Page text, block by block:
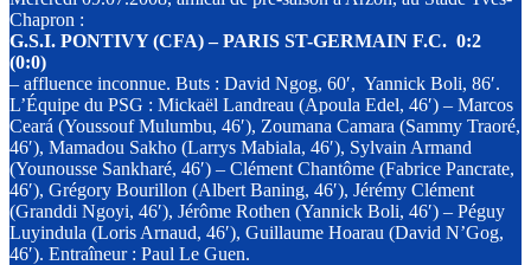
Chapron :
G.S.I. PONTIVY (CFA) – PARIS ST-GERMAIN F.C. 0:2
(0:0)
– affluence inconnue. Buts : David Ngog, 60′, Yannick Boli, 86′.
L’Équipe du PSG : Mickaël Landreau (Apoula Edel, 46′) – Marcos
Ceará (Youssouf Mulumbu, 46′), Zoumana Camara (Sammy Traoré,
46′), Mamadou Sakho (Larrys Mabiala, 46′), Sylvain Armand
(Younousse Sankharé, 46′) – Clément Chantôme (Fabrice Pancrate,
46′), Grégory Bourillon (Albert Baning, 46′), Jérémy Clément
(Granddi Ngoyi, 46′), Jérôme Rothen (Yannick Boli, 46′) – Péguy
Luyindula (Loris Arnaud, 46′), Guillaume Hoarau (David N’Gog,
46′). Entraîneur : Paul Le Guen.